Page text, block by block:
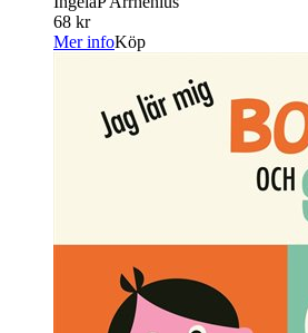
68 kr
Mer infoKöp